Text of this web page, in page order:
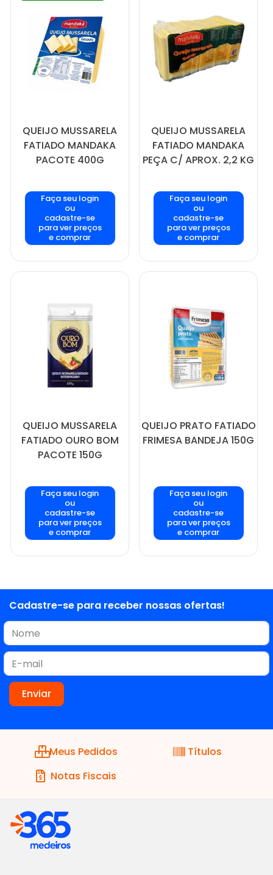
QUEIJO MUSSARELA
FATIADO MANDAKA
PACOTE 400G
Faça seu login
ou
cadastre-se
para ver preços
e comprar
QUEIJO MUSSARELA
FATIADO MANDAKA
PEÇA C/ APROX. 2,2 KG
Faça seu login
ou
cadastre-se
para ver preços
e comprar
QUEIJO MUSSARELA
FATIADO OURO BOM
PACOTE 150G
Faça seu login
ou
cadastre-se
para ver preços
e comprar
QUEIJO PRATO FATIADO
FRIMESA BANDEJA 150G
Faça seu login
ou
cadastre-se
para ver preços
e comprar
Cadastre-se para receber nossas ofertas!
Meus Pedidos
Títulos
Notas Fiscais